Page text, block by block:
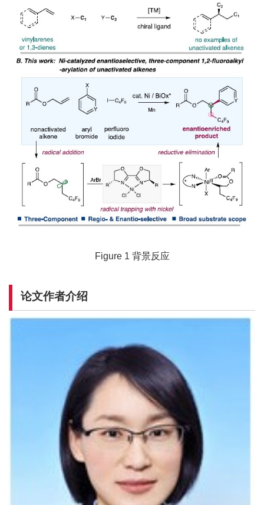
Figure 1 背景反应
论文作者介绍